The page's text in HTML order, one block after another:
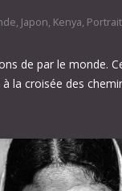
, Japon, Kenya,
de par le monde.
la croisée des